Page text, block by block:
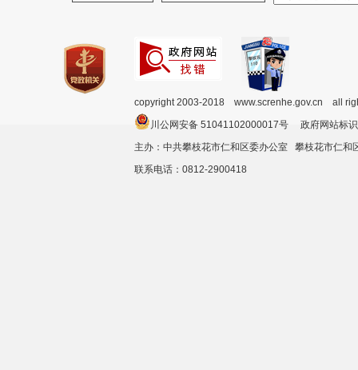
copyright 2003-2018 www.screnhe.gov.cn all
川公网安备 51041102000017号 政府网站
主办：中共攀枝花市仁和区委办公室 攀枝花市仁
联系电话：0812-2900418